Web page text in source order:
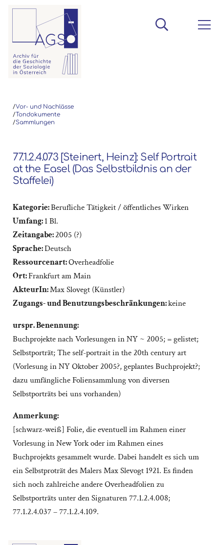
/Vor- und Nachlässe
/Tondokumente
/Sammlungen
77.1.2.4.073 [Steinert, Heinz]: Self Portrait
at the Easel (Das Selbstbildnis an der
Staffelei)
Kategorie:Berufliche Tätigkeit / öffentliches Wirken
Umfang:1 Bl.
Zeitangabe:2005 (?)
Sprache:Deutsch
Ressourcenart:Overheadfolie
Ort:Frankfurt am Main
AkteurIn:Max Slovegt (Künstler)
Zugangs- und Benutzungsbeschränkungen:keine
urspr. Benennung:
Buchprojekte nach Vorlesungen in NY ~ 2005; = gelistet;
Selbstporträt; The self-portrait in the 20th century art
(Vorlesung in NY Oktober 2005?, geplantes Buchprojekt?;
dazu umfängliche Foliensammlung von diversen
Selbstporträts bei uns vorhanden)
Anmerkung:
[schwarz-weiß] Folie, die eventuell im Rahmen einer
Vorlesung in New York oder im Rahmen eines
Buchprojekts gesammelt wurde. Dabei handelt es sich um
ein Selbstproträt des Malers Max Slevogt 1921. Es finden
sich noch zahlreiche andere Overheadfolien zu
Selbstporträts unter den Signaturen 77.1.2.4.008;
77.1.2.4.037 – 77.1.2.4.109.